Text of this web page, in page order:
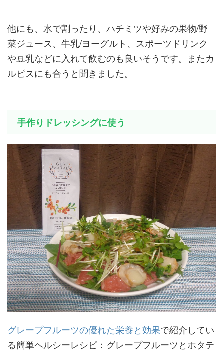
他にも、水で割ったり、ハチミツや好みの果物/野
菜ジュース、牛乳/ヨーグルト、スポーツドリンク
や豆乳などに入れて飲むのも良いそうです。またカ
ルピスにも合うと聞きました。
手作りドレッシングに使う
グレープフルーツの優れた栄養と効果で紹介してい
る簡単ヘルシーレシピ：グレープフルーツとホタテ